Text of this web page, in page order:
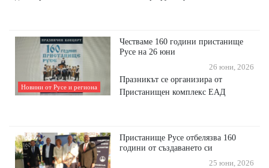
Новини от Русе и региона
Честваме 160 години пристанище
Русе на 26 юни
26 юни, 2026
Празникът се организира от
Пристанищен комплекс ЕАД
Пристанище Русе отбелязва 160
години от създаването си
25 юни, 2026